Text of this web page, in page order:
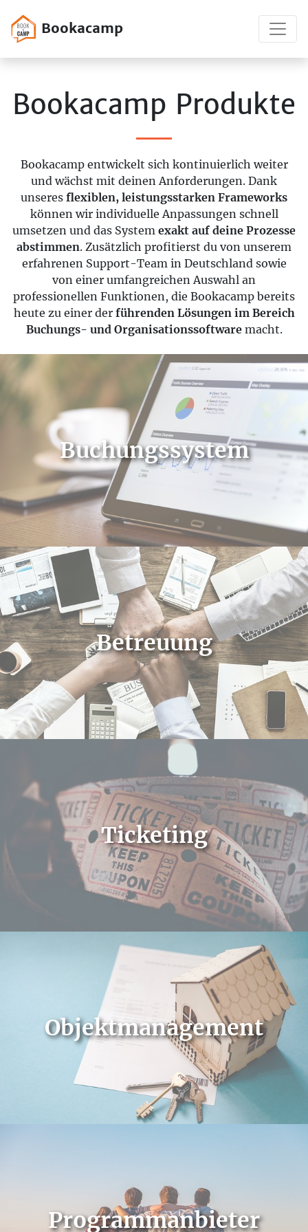
Bookacamp
Bookacamp Produkte
Bookacamp entwickelt sich kontinuierlich weiter
und wächst mit deinen Anforderungen. Dank
unseres flexiblen, leistungsstarken Frameworks
können wir individuelle Anpassungen schnell
umsetzen und das System exakt auf deine Prozesse
abstimmen. Zusätzlich profitierst du von unserem
erfahrenen Support-Team in Deutschland sowie
von einer umfangreichen Auswahl an
professionellen Funktionen, die Bookacamp bereits
heute zu einer der führenden Lösungen im Bereich
Buchungs- und Organisationssoftwaremacht.
Buchungssystem
Betreuung
Ticketing
Objektmanagement
Programmanbieter